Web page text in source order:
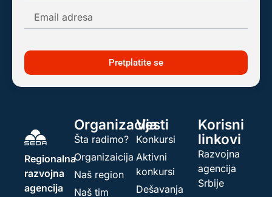
Pretplatite se
Regionalna
razvojna
agencija
Organizacija
Šta radimo?
Organizaicija
Naš region
Naš tim
Vesti
Konkursi
Aktivni
konkursi
Dešavanja
Korisni
linkovi
Razvojna
agencija
Srbije